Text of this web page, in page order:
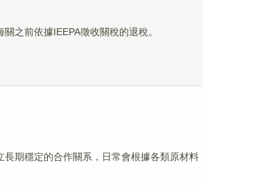
之前依據IEEPA徵收關稅的退稅。
期穩定的合作關系，日常會根據各類原材料